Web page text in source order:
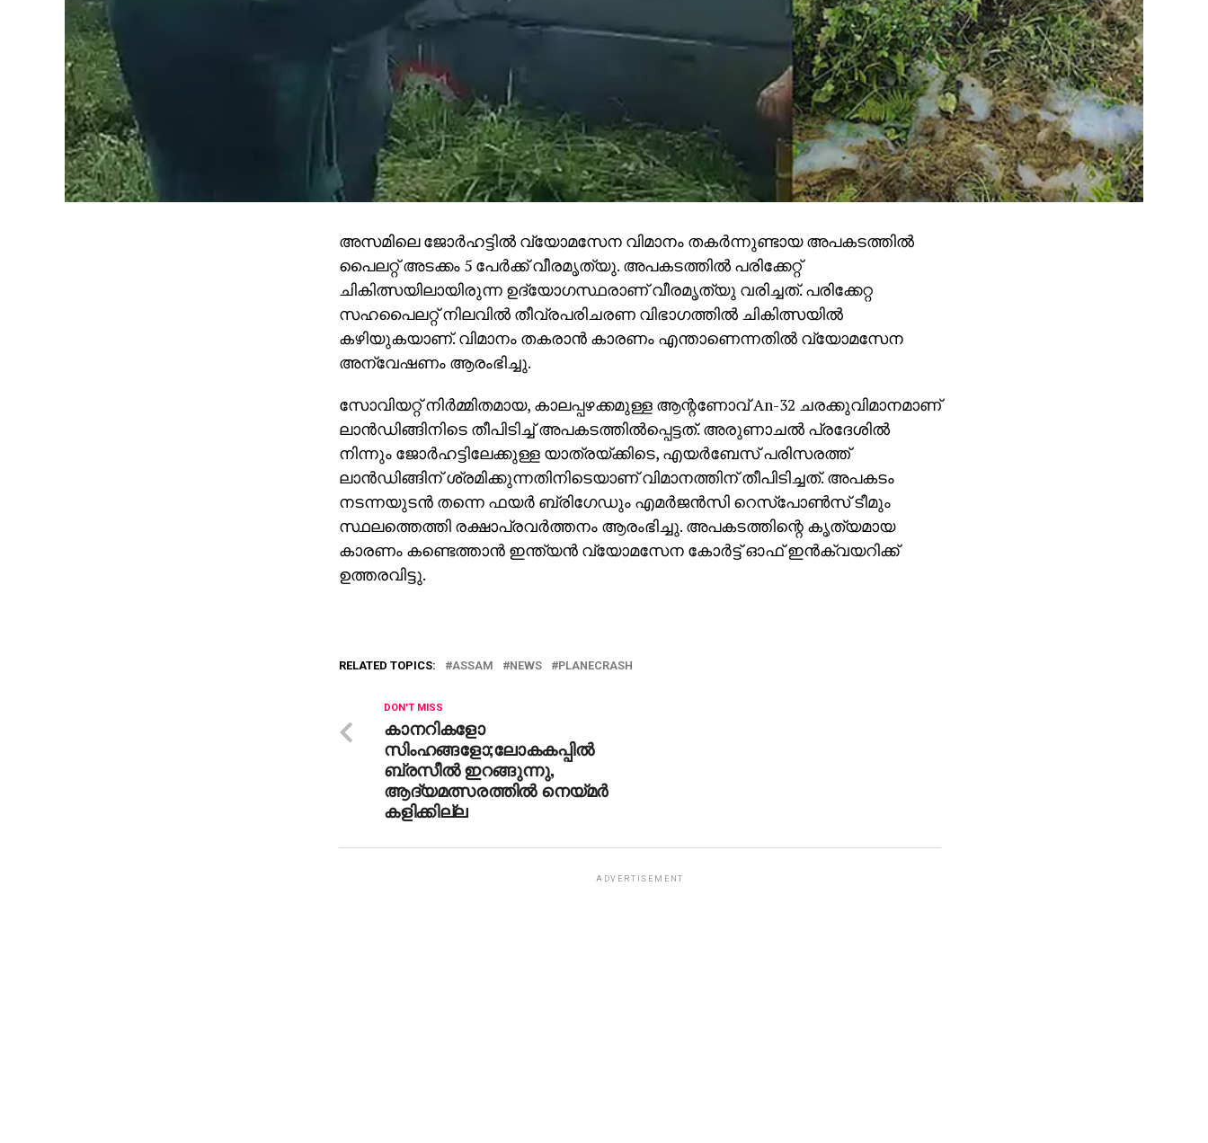
അസമിലെ ജോര്‍ഹട്ടില്‍ വ്യോമസേന വിമാനം തകര്‍ന്നുണ്ടായ അപകടത്തില്‍
പൈലറ്റ് അടക്കം 5 പേര്‍ക്ക് വീരമൃത്യു. അപകടത്തില്‍ പരിക്കേറ്റ്
ചികിത്സയിലായിരുന്ന ഉദ്യോഗസ്ഥരാണ് വീരമൃത്യു വരിച്ചത്. പരിക്കേറ്റ
സഹപൈലറ്റ് നിലവില്‍ തീവ്രപരിചരണ വിഭാഗത്തില്‍ ചികിത്സയില്‍
കഴിയുകയാണ്. വിമാനം തകരാന്‍ കാരണം എന്താണെന്നതില്‍ വ്യോമസേന
അന്വേഷണം ആരംഭിച്ചു.
സോവിയറ്റ് നിര്‍മ്മിതമായ, കാലപ്പഴക്കമുള്ള ആന്റണോവ് An-32 ചരക്കുവിമാനമാണ്
ലാന്‍ഡിങ്ങിനിടെ തീപിടിച്ച് അപകടത്തില്‍പ്പെട്ടത്. അരുണാചല്‍ പ്രദേശില്‍
നിന്നും ജോര്‍ഹട്ടിലേക്കുള്ള യാത്രയ്ക്കിടെ, എയര്‍ബേസ് പരിസരത്ത്
ലാന്‍ഡിങ്ങിന് ശ്രമിക്കുന്നതിനിടെയാണ് വിമാനത്തിന് തീപിടിച്ചത്. അപകടം
നടന്നയുടന്‍ തന്നെ ഫയര്‍ ബ്രിഗേഡും എമര്‍ജന്‍സി റെസ്‌പോണ്‍സ് ടീമും
സ്ഥലത്തെത്തി രക്ഷാപ്രവര്‍ത്തനം ആരംഭിച്ചു. അപകടത്തിന്റെ കൃത്യമായ
കാരണം കണ്ടെത്താന്‍ ഇന്ത്യന്‍ വ്യോമസേന കോര്‍ട്ട് ഓഫ് ഇന്‍ക്വയറിക്ക്
ഉത്തരവിട്ടു.
RELATED TOPICS: ASSAM NEWS PLANECRASH
DON'T MISS
കാനറികളോ
സിംഹങ്ങളോ;ലോകകപ്പിൽ
ബ്രസീൽ ഇറങ്ങുന്നു,
ആദ്യമത്സരത്തിൽ നെയ്‌മർ
കളിക്കില്ല
ADVERTISEMENT